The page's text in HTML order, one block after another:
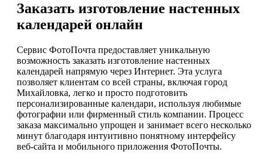
Заказать изготовление настенных
календарей онлайн
Сервис ФотоПочта предоставляет уникальную
возможность заказать изготовление настенных
календарей напрямую через Интернет. Эта услуга
позволяет клиентам со всей страны, включая город
Михайловка, легко и просто подготовить
персонализированные календари, используя любимые
фотографии или фирменный стиль компании. Процесс
заказа максимально упрощен и занимает всего несколько
минут благодаря интуитивно понятному интерфейсу
веб-сайта и мобильного приложения ФотоПочты.